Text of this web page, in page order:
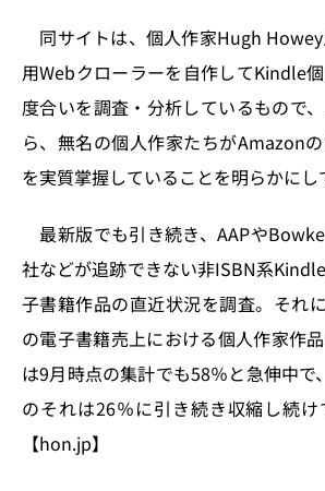
k
同サイトは、個人作家Hugh
用Webクローラーを自作してKindle
度合いを調査・分析しているもので
ら、無名の個人作家たちがAmazon
を実質掌握していることを明らかにし
最新版でも引き続き、AAPや
社などが追跡できない非ISBN系
子書籍作品の直近状況を調査。それ
の電子書籍売上における個人作家作
は9月時点の集計でも58％と急伸中で
のそれは26％に引き続き収縮し続け
【hon.jp】